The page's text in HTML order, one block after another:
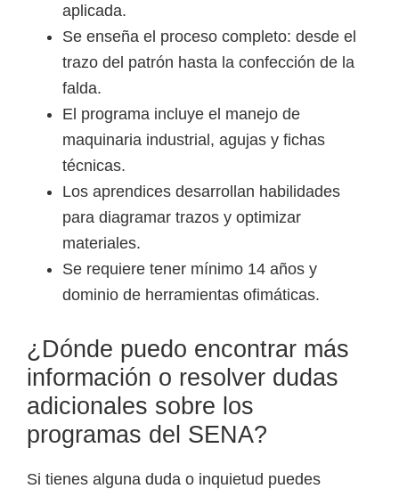
aplicada.
Se enseña el proceso completo: desde el
trazo del patrón hasta la confección de la
falda.
El programa incluye el manejo de
maquinaria industrial, agujas y fichas
técnicas.
Los aprendices desarrollan habilidades
para diagramar trazos y optimizar
materiales.
Se requiere tener mínimo 14 años y
dominio de herramientas ofimáticas.
¿Dónde puedo encontrar más
información o resolver dudas
adicionales sobre los
programas del SENA?
Si tienes alguna duda o inquietud puedes